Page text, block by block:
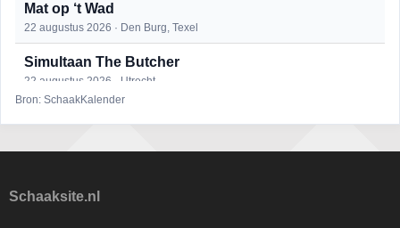
Mat op ‘t Wad
22 augustus 2026 · Den Burg, Texel
Simultaan The Butcher
22 augustus 2026 · Utrecht
25 augustus 2026 · Bunschoten-Spakenburg
Bron: SchaakKalender
Schaaksite.nl